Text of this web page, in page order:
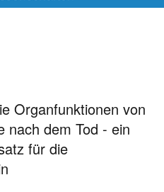
Organfunktionen von
nach dem Tod - ein
für die